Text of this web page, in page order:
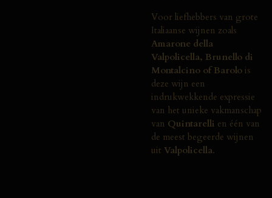
Voor liefhebbers van grote
Italiaanse wijnen zoals
Amarone della
Valpolicella, Brunello di
Montalcino ofBarolo is
deze wijn een
indrukwekkende expressie
van het unieke vakmanschap
van Quintarelli en één van
de meest begeerde wijnen
uit Valpolicella.